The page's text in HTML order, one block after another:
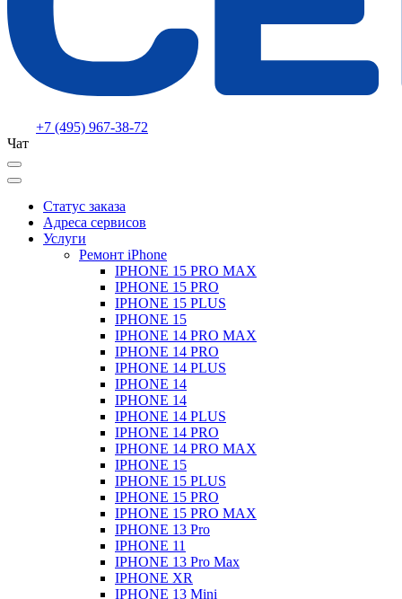
+7 (495) 967-38-72
Чат
Статус заказа
Адреса сервисов
Услуги
Ремонт iPhone
IPHONE 15 PRO MAX
IPHONE 15 PRO
IPHONE 15 PLUS
IPHONE 15
IPHONE 14 PRO MAX
IPHONE 14 PRO
IPHONE 14 PLUS
IPHONE 14
IPHONE 14
IPHONE 14 PLUS
IPHONE 14 PRO
IPHONE 14 PRO MAX
IPHONE 15
IPHONE 15 PLUS
IPHONE 15 PRO
IPHONE 15 PRO MAX
IPHONE 13 Pro
IPHONE 11
IPHONE 13 Pro Max
IPHONE XR
IPHONE 13 Mini